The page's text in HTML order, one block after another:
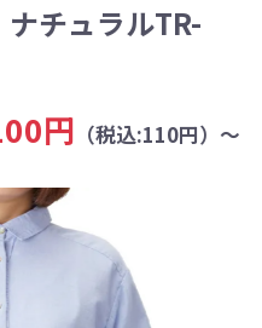
チュラルTR-
円 （税込:110円）～